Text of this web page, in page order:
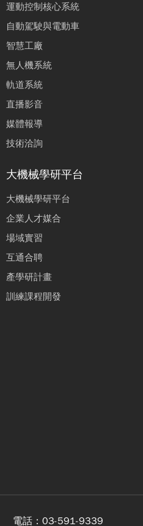
運動控制核心系統
自動駕駛與電動車
智慧工廠
無人機系統
軌道系統
直播影音
媒體報導
技術洽詢
大機械學研平台
大機械學研平台
企業人才媒合
場域實習
互通合聘
產學研計畫
訓練課程開發
電話： 03-591-9339